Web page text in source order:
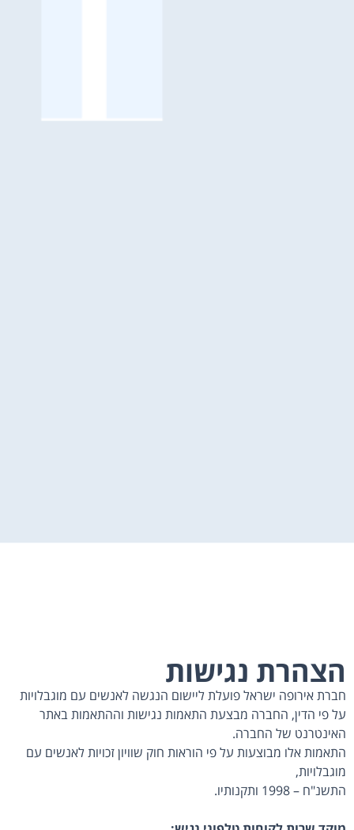
הצהרת נגישות
חברת אירופה ישראל פועלת ליישום הנגשה לאנשים עם מוגבלויות
על פי הדין, החברה מבצעת התאמות נגישות וההתאמות באתר
האינטרנט של החברה.
התאמות אלו מבוצעות על פי הוראות חוק שוויון זכויות לאנשים עם
מוגבלויות,
התשנ"ח – 1998 ותקנותיו.